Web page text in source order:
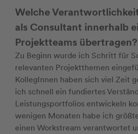
Welche
als Consultant innerhalb
Projektteams übertragen?
Zu Beginn wurde ich Schritt für
relevanten Projektthemen
KollegInnen haben sich viel Zeit
ich schnell ein fundiertes
Leistungsportfolios entwickeln
wenigen Monaten habe ich
einen Workstream verantwortet